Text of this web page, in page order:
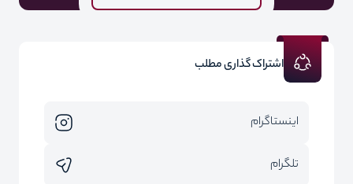
اشتراک گذاری مطلب
اینستاگرام
تلگرام